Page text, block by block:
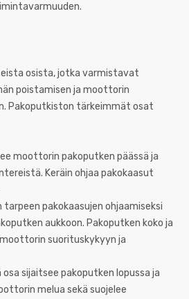
osista, jotka varmistavat
poistamisen ja moottorin
Pakoputkiston tärkeimmät osat
moottorin pakoputken päässä ja
Keräin ohjaa pakokaasut
tarpeen pakokaasujen ohjaamiseksi
aukkoon. Pakoputken koko ja
suorituskykyyn ja
sijaitsee pakoputken lopussa ja
melua sekä suojelee